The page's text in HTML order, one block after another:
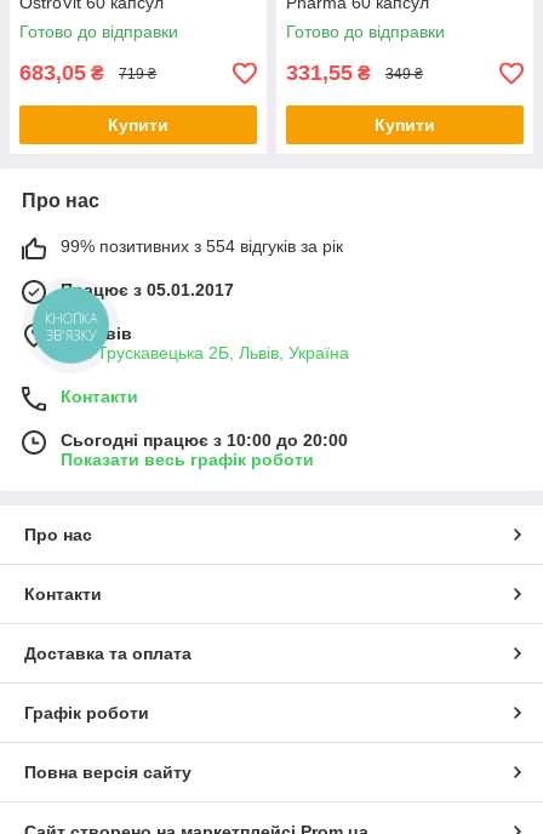
Готово до відправки
683,05 ₴ 719 ₴
Купити
Готово до відправки
331,55 ₴ 349 ₴
Купити
Про нас
99% позитивних з 554 відгуків за рік
Працює з 05.01.2017
м. Львів
вул. Трускавецька 2Б, Львів, Україна
Контакти
Сьогодні працює з 10:00 до 20:00
Показати весь графік роботи
Про нас
Контакти
Доставка та оплата
Графік роботи
Повна версія сайту
КНОПКА
ЗВ'ЯЗКУ